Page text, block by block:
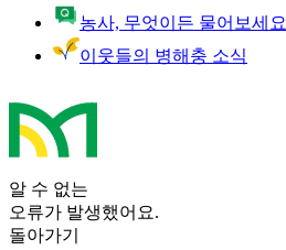
농사, 무엇이든 물어보세요
이웃들의 병해충 소식
알 수 없는
오류가 발생했어요.
돌아가기